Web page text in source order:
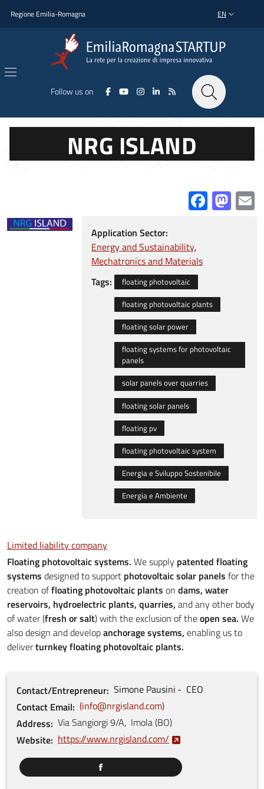
Regione Emilia-Romagna LANGUAGE
EN
Follow us on
NRG ISLAND
Application Sector:
Energy and Sustainability
Mechatronics and Materials
Tags:
floating photovoltaic
floating photovoltaic plants
floating solar power
floating systems for photovoltaic
panels
solar panels over quarries
floating solar panels
floating pv
floating photovoltaic system
Energia e Sviluppo Sostenibile
Energia e Ambiente
Limited liability company
Floating photovoltaic systems. We supply patented floating
systems designed to support photovoltaic solar panels for the
creation offloating photovoltaic plants on dams, water
reservoirs, hydroelectric plants, quarries, and any other body
of water (fresh or salt) with the exclusion of theopen sea. We
also design and developanchorage systems, enabling us to
deliverturnkey floating photovoltaic plants.
Contact/Entrepreneur Simone Pausini
CEO
Contact Email
info@nrgisland.com
Address Via Sangiorgi9/A, Imola(BO)
Website https://www.nrgisland.com/